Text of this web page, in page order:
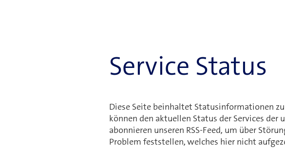
Service Status
Diese Seite beinhaltet Statusinformationen
können den aktuellen Status der Services
abonnieren unseren RSS-Feed, um über
Problem feststellen, welches hier nicht